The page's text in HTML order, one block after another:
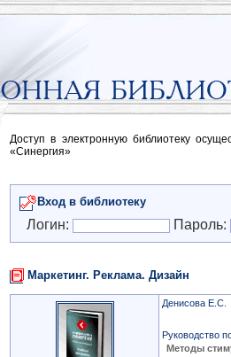
Доступ в электронную библиотеку
«Синергия»
Вход в библиотеку
Логин: Пароль:
Маркетинг. Реклама. Дизайн
Денисова Е.С.
Руководство
Методы